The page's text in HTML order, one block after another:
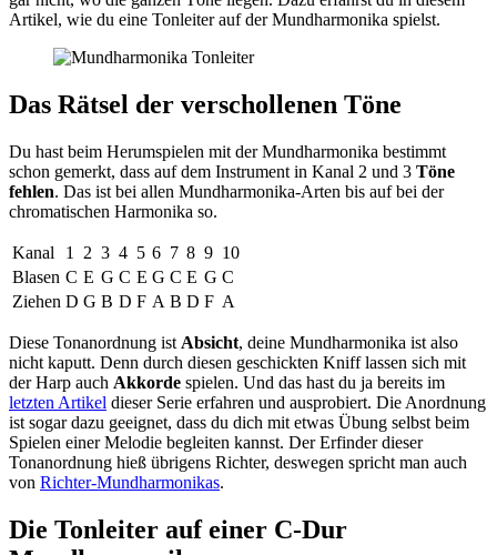
Artikel, wie du eine Tonleiter auf der Mundharmonika spielst.
Das Rätsel der verschollenen Töne
Du hast beim Herumspielen mit der Mundharmonika bestimmt
schon gemerkt, dass auf dem Instrument in Kanal 2 und 3 Töne
fehlen. Das ist bei allen Mundharmonika-Arten bis auf bei der
chromatischen Harmonika so.
Kanal 1 2 3 4 5 6 7 8 9 10
Blasen C E G C E G C E G C
Ziehen D G B D F A B D F A
Diese Tonanordnung ist Absicht, deine Mundharmonika ist also
nicht kaputt. Denn durch diesen geschickten Kniff lassen sich mit
der Harp auch Akkorde spielen. Und das hast du ja bereits im
letzten Artikel dieser Serie erfahren und ausprobiert. Die Anordnung
ist sogar dazu geeignet, dass du dich mit etwas Übung selbst beim
Spielen einer Melodie begleiten kannst. Der Erfinder dieser
Tonanordnung hieß übrigens Richter, deswegen spricht man auch
von Richter-Mundharmonikas.
Die Tonleiter auf einer C-Dur